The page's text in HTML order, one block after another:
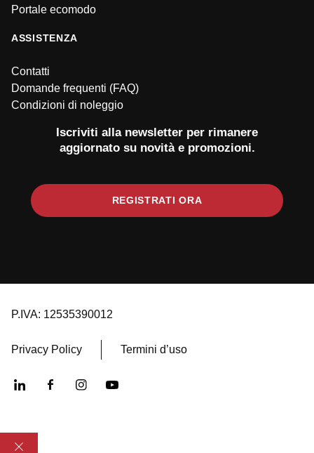
Portale ecomodo
ASSISTENZA
Contatti
Domande frequenti (FAQ)
Condizioni di noleggio
Iscriviti alla newsletter per rimanere
aggiornato su novità e promozioni.
REGISTRATI ORA
P.IVA: 12535390012
Privacy Policy Termini d’uso